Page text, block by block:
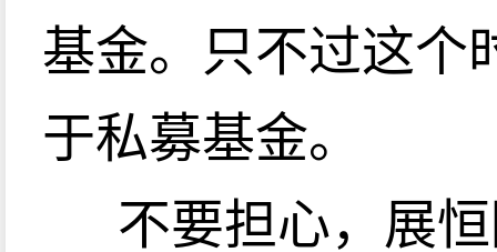
基金。只不过这个
于私募基金。
不要担心，展